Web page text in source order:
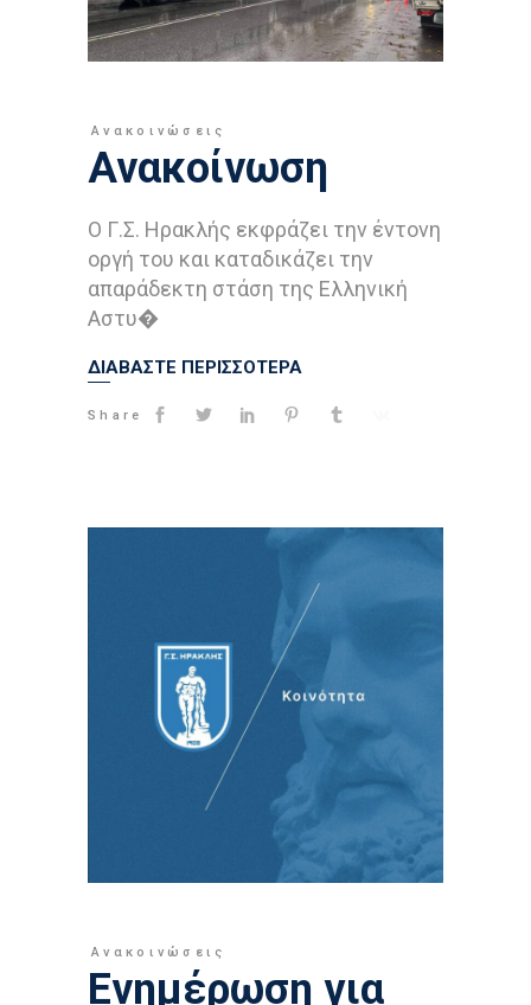
Ανακοινώσεις
Ανακοίνωση
Ο Γ.Σ. Ηρακλής εκφράζει την έντονη
οργή του και καταδικάζει την
απαράδεκτη στάση της Ελληνική
Αστυ�
ΔΙΑΒΑΣΤΕ ΠΕΡΙΣΣΟΤΕΡΑ
Share
Ανακοινώσεις
Ενημέρωση για